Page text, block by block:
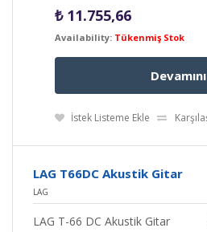
₺11.755,66
Availability: Tükenmiş Stok
İstek Listeme Ekle
LAG T66DC Akustik Gitar
LAG
LAG T-66 DC Akustik Gitar